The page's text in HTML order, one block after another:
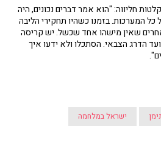
חליווה: "הוא אמר דברים נכונים, היה
המערכות. בזמנו כשהיו תחקירי הליבה
שאין מישהו אחד שכשל. יש קריסה
הדרג הצבאי. הסתכלו ולא ידעו איך
ישראל במלחמה